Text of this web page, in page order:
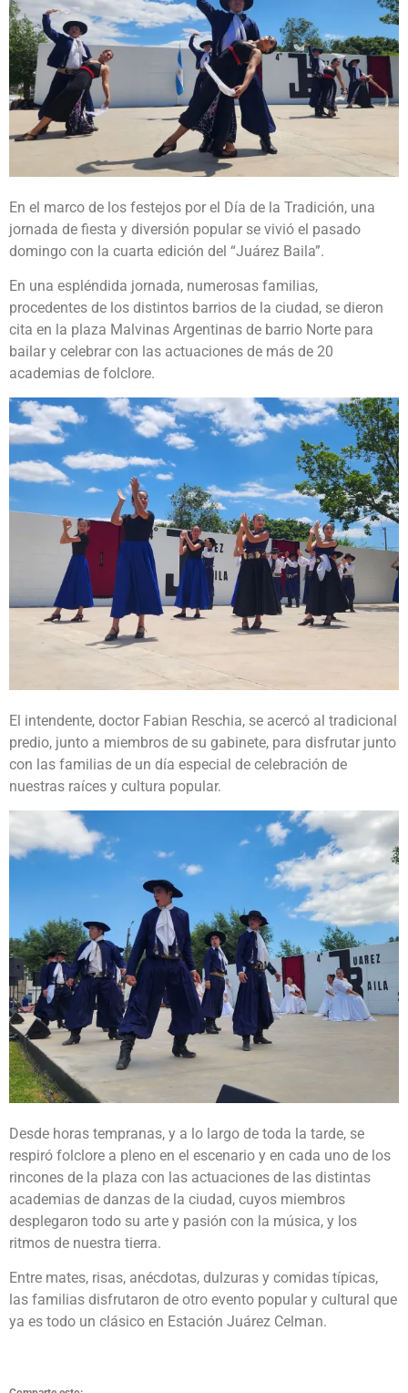
En el marco de los festejos por el Día de la Tradición, una
jornada de fiesta y diversión popular se vivió el pasado
domingo con la cuarta edición del “Juárez Baila”.
En una espléndida jornada, numerosas familias,
procedentes de los distintos barrios de la ciudad, se dieron
cita en la plaza Malvinas Argentinas de barrio Norte para
bailar y celebrar con las actuaciones de más de 20
academias de folclore.
El intendente, doctor Fabian Reschia, se acercó al tradicional
predio, junto a miembros de su gabinete, para disfrutar junto
con las familias de un día especial de celebración de
nuestras raíces y cultura popular.
Desde horas tempranas, y a lo largo de toda la tarde, se
respiró folclore a pleno en el escenario y en cada uno de los
rincones de la plaza con las actuaciones de las distintas
academias de danzas de la ciudad, cuyos miembros
desplegaron todo su arte y pasión con la música, y los
ritmos de nuestra tierra.
Entre mates, risas, anécdotas, dulzuras y comidas típicas,
las familias disfrutaron de otro evento popular y cultural que
ya es todo un clásico en Estación Juárez Celman.